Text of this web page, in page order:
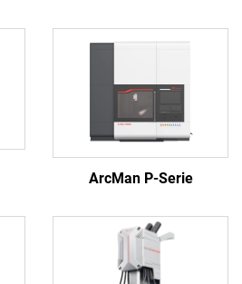
ArcMan P-Serie